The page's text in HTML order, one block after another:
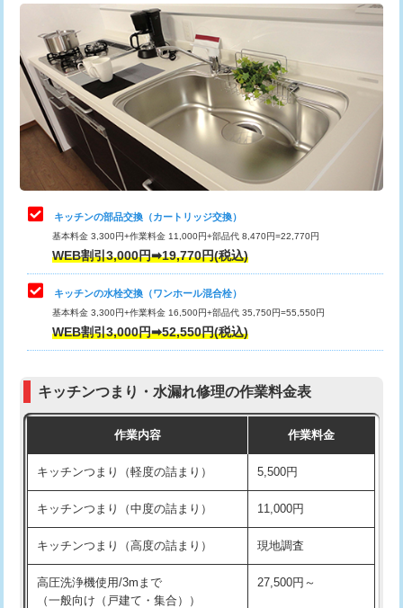
給水管工事※（バンド止め) 3,300円
給水管工事※（支持金具設置) 5,500円
給水管工事※（保温材使用（バンド止
め込み）)
5,500円
給水管工事※（土の掘削・埋め戻し作
11,000円
給水管工事※（塩ビ管（VP・HI）使
用/3ｍまで)
給水管工事※（塩ビ管（VP・HI）使
用（追加）/3ｍ超え)
給水管工事※（ライニング鋼管・銅
管・ポリ管・HT管使用/3ｍまで)
44,000円
管・ポリ管・HT管使用/3ｍ超え)
排水管工事（土の掘削・埋め戻し作
11,000円~
排水管工事（排水管工事/3ｍまで） 55,000円
排水管工事（追加 排水管工事/3ｍ超
+11,000円
マス交換（土の掘削・埋め戻し作業）
追加トーラー機使用/3m超え +3,300円
カメラ調査 33,000円
桝清掃 8,800円
止水・漏水調査・防水処理・清掃・修
理・調整・分解・加工など（軽作業）
11,000円
止水・漏水調査・防水処理・清掃・修
理・調整・分解・加工など（中作業）
22,000円
止水・漏水調査・防水処理・清掃・修
理・調整・分解・加工など（重作業）
33,000円
お風呂タンク脱着
その他部品の脱着
式・ワンホール）)
交換・取付(排水栓・排水トラップ
22,000円+材料費
キッチンの部品交換（カートリッジ交換）
基本料金 3,300円+作業料金 11,000円+部品代 8,470円=22,770円
WEB割引3,000円➡19,770円(税込)
キッチンの水栓交換（ワンホール混合栓）
基本料金 3,300円+作業料金 16,500円+部品代 35,750円=55,550円
WEB割引3,000円➡52,550円(税込)
キッチンつまり・水漏れ修理の作業料金表
作業内容 作業料金
キッチンつまり（軽度の詰まり） 5,500円
キッチンつまり（中度の詰まり） 11,000円
キッチンつまり（高度の詰まり） 現地調査
高圧洗浄機使用/3mまで
（一般向け（戸建て・集合））
27,500円～